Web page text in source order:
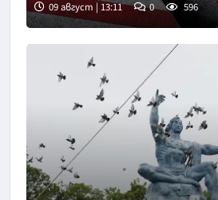
09 август | 13:11 0 596